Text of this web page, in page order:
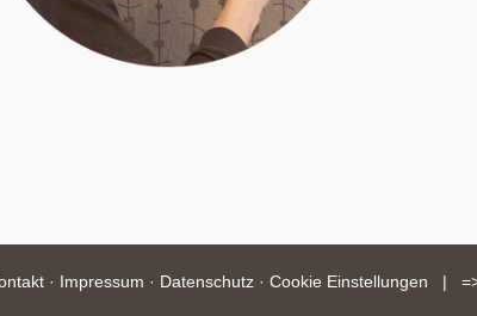
· Impressum · Datenschutz · Cookie Einstellungen |